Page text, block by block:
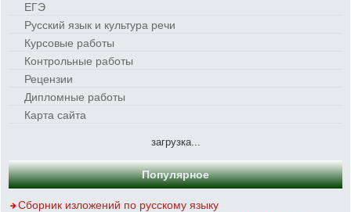
ЕГЭ
Русский язык и культура речи
Курсовые работы
Контрольные работы
Рецензии
Дипломные работы
Карта сайта
загрузка...
Популярное
Сборник изложений по русскому языку